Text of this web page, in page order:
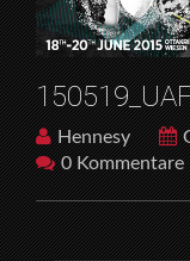
Hennesy
0 Kommentare